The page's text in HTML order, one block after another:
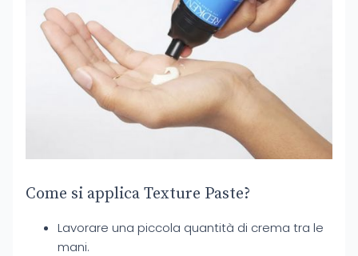
Come si applica Texture Paste?
Lavorare una piccola quantità di crema tra le
mani.